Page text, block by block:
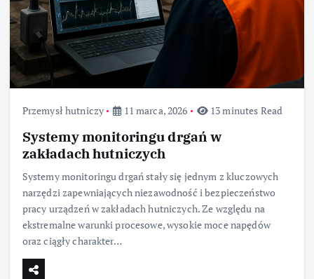
Przemysł hutniczy 11 marca, 2026 13 minutes Read
Systemy monitoringu drgań w
zakładach hutniczych
Systemy monitoringu drgań stały się jednym z kluczowych
narzędzi zapewniających niezawodność i bezpieczeństwo
pracy urządzeń w zakładach hutniczych. Ze względu na
ekstremalne warunki procesowe, wysokie moce napędów
oraz ciągły charakter…